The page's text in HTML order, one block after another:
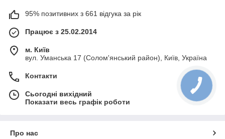
95% позитивних з 661 відгука за рік
Працює з 25.02.2014
м. Київ
вул. Уманська 17 (Солом'янський район), Київ, Україна
Контакти
Сьогодні вихідний
Показати весь графік роботи
Про нас